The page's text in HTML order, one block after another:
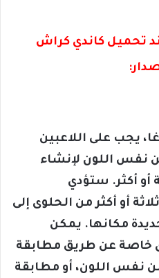
تحميل كاندي كراش
يجب على اللاعبين
نفس اللون لإنشاء
أو أكثر. ستؤدي
أو أكثر من الحلوى إلى
مكانها. يمكن
خاصة عن طريق مطابقة
نفس اللون، أو مطابقة